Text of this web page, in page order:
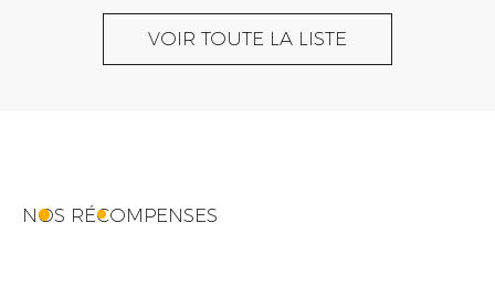
VOIR TOUTE LA LISTE
NOS RÉCOMPENSES